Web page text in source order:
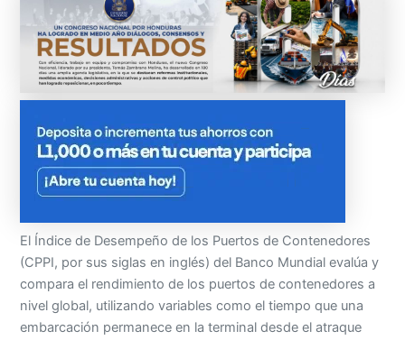
El Índice de Desempeño de los Puertos de Contenedores
(CPPI, por sus siglas en inglés) del Banco Mundial evalúa y
compara el rendimiento de los puertos de contenedores a
nivel global, utilizando variables como el tiempo que una
embarcación permanece en la terminal desde el atraque